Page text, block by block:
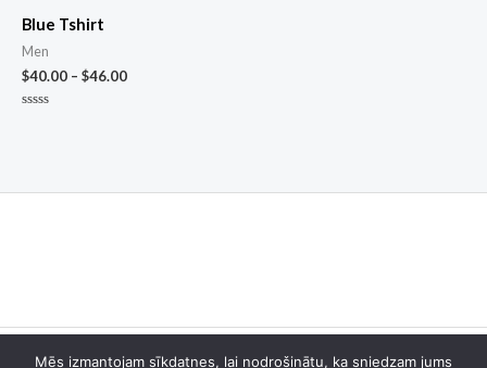
Blue Tshirt
Men
$40.00 – $46.00
Copyright © 2026 iStudio. Powered by iStudio.
Mēs izmantojam sīkdatnes, lai nodrošinātu, ka sniedzam jums